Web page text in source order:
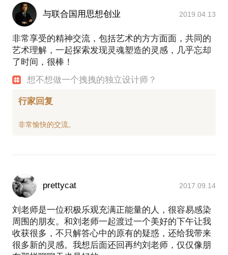
与联合国用思想创业 2019.04.13
非常享受的精神交流，包括艺术的方方面面，共同的
艺术理解，一起探索发现灵魂塑造的灵感，几乎忘却
了时间，很棒！
想不想做一个拽拽的独立设计师？
行家回复
prettycat 2017.09.14
刘老师是一位积极乐观充满正能量的人，很容易感染
周围的朋友。和刘老师一起渡过一个美好的下午让我
收获很多，不只解答心中的原有的疑惑，还给我带来
很多新的灵感。我想后面还回再约刘老师，仅仅像朋